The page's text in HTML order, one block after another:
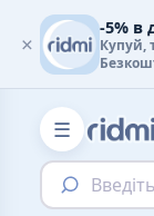
☰
×
-5% в
Купуй,